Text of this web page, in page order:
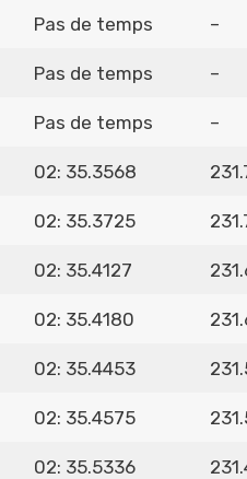
Pas de temps –
Pas de temps –
Pas de temps –
02: 35.3568
02: 35.3725
02: 35.4127
02: 35.4180
02: 35.4453
02: 35.4575
02: 35.5336